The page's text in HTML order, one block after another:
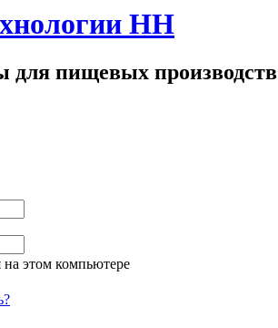
НН
для пищевых производств
этом компьютере